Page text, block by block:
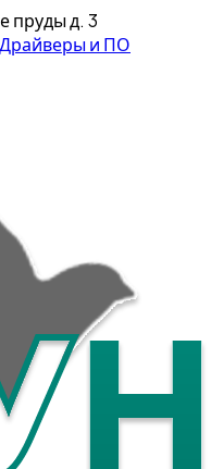
пруды д. 3
Драйверы и ПО